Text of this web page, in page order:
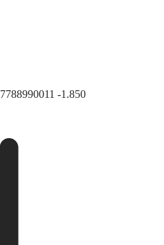
7788990011 -1.850